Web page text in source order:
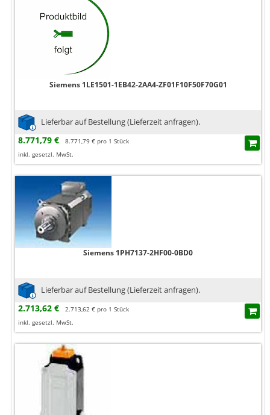
Siemens 1LE1501-1EB42-2AA4-ZF01F10F50F70G01
Lieferbar auf Bestellung (Lieferzeit anfragen).
8.771,79 €
8.771,79 € pro 1 Stück
inkl. gesetzl. MwSt.
Siemens 1PH7137-2HF00-0BD0
Lieferbar auf Bestellung (Lieferzeit anfragen).
2.713,62 €
2.713,62 € pro 1 Stück
inkl. gesetzl. MwSt.